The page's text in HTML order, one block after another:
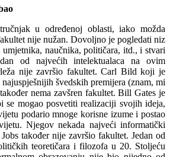
u određenoj oblasti, iako možda
nije nužan. Dovoljno je pogledati niz
umjetnika, naučnika, političara, itd., i stvari
od najvećih intelektualaca na ovim
nije završio fakultet. Carl Bild koji je
švedskih premijera (znam, mi
nema zavšren fakultet. Bill Gates je
se mogao posvetiti realizaciji svojih ideja,
podario mnoge korisne izume i postao
Njegov nekada najveći informatički
također nije završio fakultet. Jedan od
teoretičara i filozofa u 20. Stoljeću